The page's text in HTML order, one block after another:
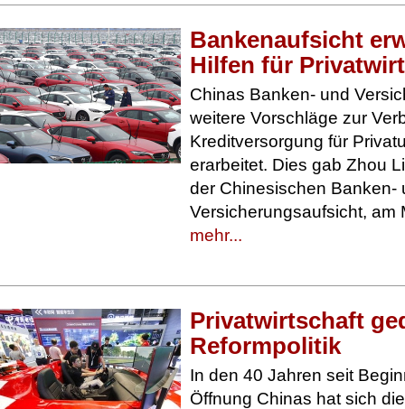
Bankenaufsicht
Hilfen für
Chinas Banken- und
weitere Vorschläge zur
Kreditversorgung für
erarbeitet. Dies gab Zhou
der Chinesischen Banken-
Versicherungsaufsicht, am
mehr...
Privatwirtschaft
Reformpolitik
In den 40 Jahren seit
Öffnung Chinas hat sich